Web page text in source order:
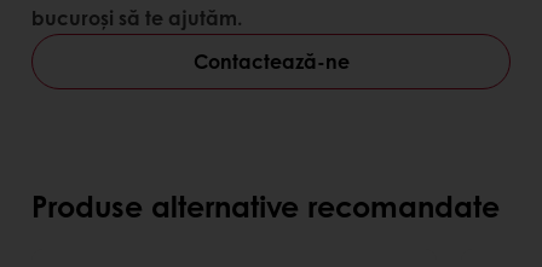
bucuroși să te ajutăm.
Contactează-ne
Produse alternative recomandate